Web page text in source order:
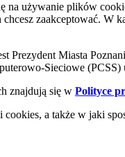
na używanie plików
zaakceptować.
Miasta
Sieciowe
znajdują się w Polityce
a także w jaki